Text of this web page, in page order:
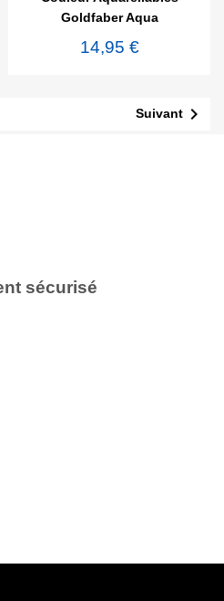
Goldfaber Aqua
14,95 €
Suivant
sécurisé